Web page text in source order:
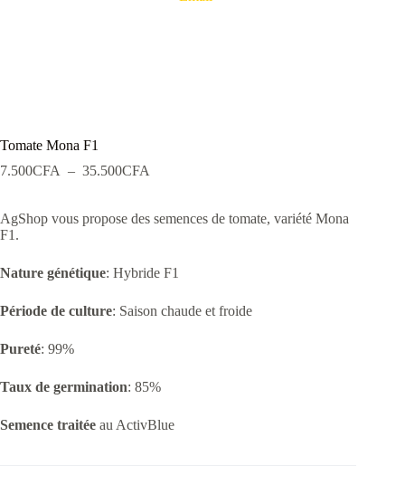
Tomate Mona F1
7.500CFA – 35.500CFA
7.500CFA
AgShop vous propose des semences de tomate, variété Mona
F1.
Nature génétique: Hybride F1
Période de culture: Saison chaude et froide
Pureté: 99%
Taux de germination: 85%
Semence traitée au ActivBlue